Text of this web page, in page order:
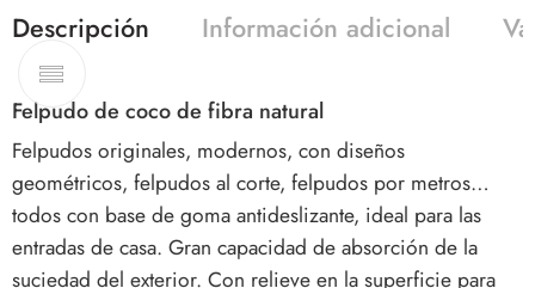
Descripción Información adicional
Felpudo de coco de fibra natural
Felpudos originales, modernos, con diseños
geométricos, felpudos al corte, felpudos por metros…
todos con base de goma antideslizante, ideal para las
entradas de casa. Gran capacidad de absorción de la
suciedad del exterior. Con relieve en la superficie para